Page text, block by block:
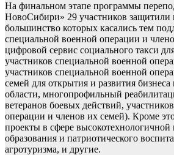
На финальном этапе программы
НовоСибири» 29 участников защитили
большинство которых касались тем
специальной военной операции и
цифровой сервис социального такси
участников специальной военной
участников специальной военной
семей для открытия и развития
области, многопрофильный
ветеранов боевых действий,
операции и членов их семей). Кроме
проекты в сфере
образования и патриотического
агротуризма, и другие.